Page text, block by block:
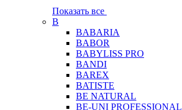
Показать все
B
BABARIA
BABOR
BABYLISS PRO
BANDI
BAREX
BATISTE
BE NATURAL
BE-UNI PROFESSIONAL